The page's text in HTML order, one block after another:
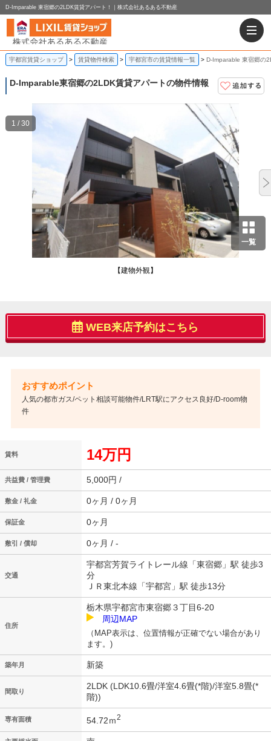
D-Imparable 東宿郷の2LDK賃貸アパート！｜株式会社あるある不動産
宇都宮賃貸ショップ 賃貸物件検索 宇都宮市の賃貸情報一覧 D-Imparable 東宿郷の
D-Imparable東宿郷の2LDK賃貸アパートの物件情報
一覧
【建物外観】
1 / 30
WEB来店予約はこちら
人気の都市ガス/ペット相談可能物件/LRT駅にアクセス良好/D-room物
件
賃料 14万円
共益費 / 管理費 5,000円 /
敷金 / 礼金 0ヶ月 / 0ヶ月
保証金 0ヶ月
敷引 / 償却 0ヶ月 / -
交通
宇都宮芳賀ライトレール線「東宿郷」駅 徒歩3
分
ＪＲ東北本線「宇都宮」駅 徒歩13分
住所
栃木県宇都宮市東宿郷３丁目6-20
周辺MAP
（MAP表示は、位置情報が正確でない場合があり
ます。)
築年月 新築
間取り
2LDK (LDK10.6畳/洋室4.6畳(*階)/洋室5.8畳(*
階))
専有面積 54.72ｍ2